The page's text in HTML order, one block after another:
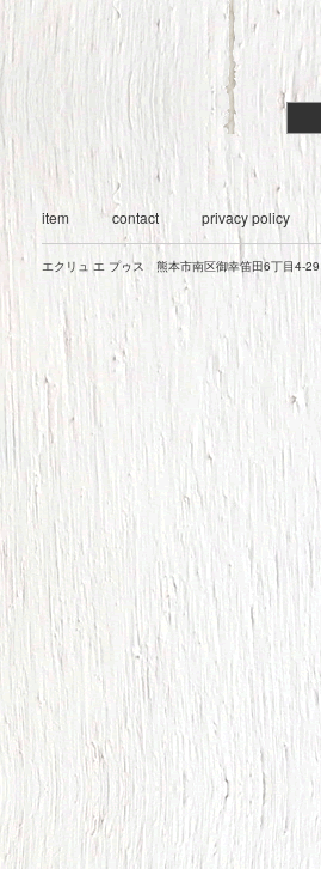
item contact privacy policy
エクリュ エ プゥス 熊本市南区御幸笛田6丁目